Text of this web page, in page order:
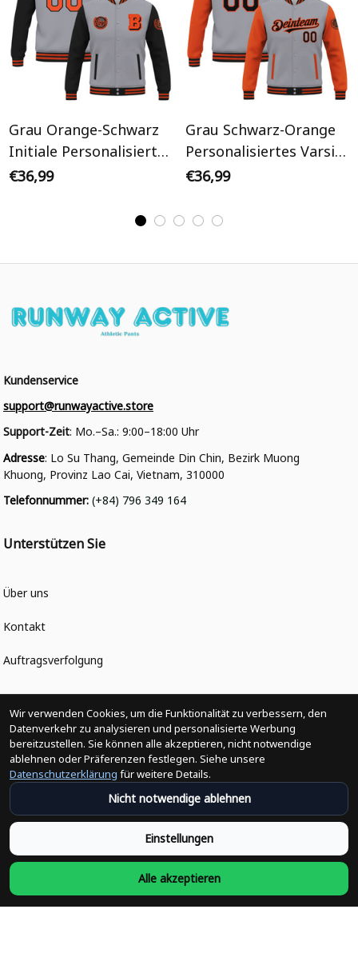
Grau Orange-Schwarz
Initiale Personalisiertes
Varsity College Jacke
€36,99
Grau Schwarz-Orange
Personalisiertes Varsity
College Jacke
€36,99
Kundenservice
support@runwayactive.store
Support-Zeit: Mo.–Sa.: 9:00–18:00 Uhr
Adresse: Lo Su Thang, Gemeinde Din Chin, Bezirk Muong
Khuong, Provinz Lao Cai, Vietnam, 310000
Telefonnummer: (+84) 796 349 164
Unterstützen Sie
Über uns
Kontakt
Auftragsverfolgung
Politiken
Änderungen der Bestellung
Versandpolitik
Rückerstattungsrichtlinie
Rückgabepolitik
Wir verwenden Cookies, um die Funktionalität zu verbessern, den
Datenverkehr zu analysieren und personalisierte Werbung
bereitzustellen. Sie können alle akzeptieren, nicht notwendige
ablehnen oder Präferenzen festlegen. Siehe unsere
Datenschutzerklärung für weitere Details.
Nicht notwendige ablehnen
Einstellungen
Alle akzeptieren